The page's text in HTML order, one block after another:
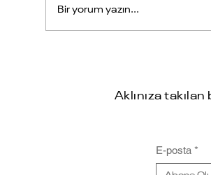
Bir yorum yazın...
Aklınıza
E-posta *